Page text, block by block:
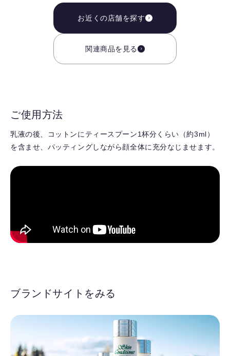
お近くの店舗を探す
関連商品を見る
ご使用方法
乳液の後、コットンにティースプーン1杯分くらい（約3ml）
を含ませ、パッティングしながら顔全体に充分なじませます。
ブランドサイトをみる